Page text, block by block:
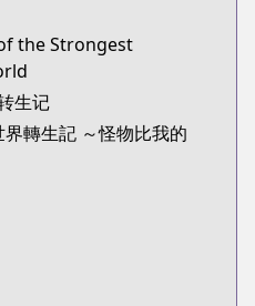
the Strongest
生记
轉生記 ～怪物比我的